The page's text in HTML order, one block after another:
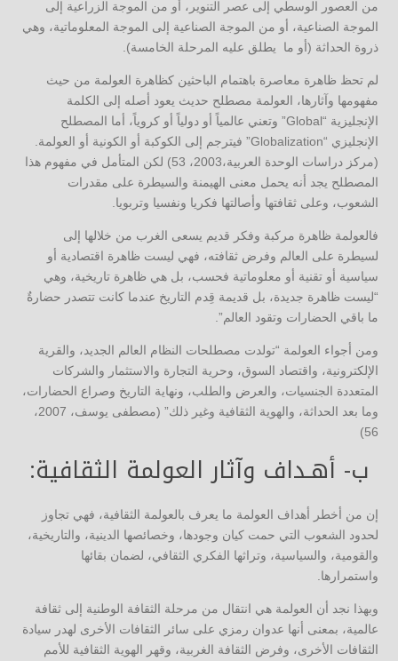
من العصور الوسطي إلى عصر التنوير، أو من الموجة الزراعية إلى
الموجة الصناعية، أو من الموجة الصناعية إلى الموجة المعلوماتية، وهي
ذروة الحداثة (أو ما يطلق عليه المرحلة الخامسة).
لم تحظ ظاهرة معاصرة باهتمام الباحثين كظاهرة العولمة من حيث
مفهومها وآثارها، العولمة مصطلح حديث يعود أصله إلى الكلمة
الإنجليزية “Global” وتعني عالمياً أو دولياً أو كروياً، أما المصطلح
الإنجليزي “Globalization” فيترجم إلى الكوكبة أو الكونية أو العولمة.
(مركز دراسات الوحدة العربية،2003، 53) لكن المتأمل في مفهوم هذا
المصطلح يجد أنه يحمل معنى الهيمنة والسيطرة على مقدرات
الشعوب، وعلى ثقافتها وأصالتها فكريا ونفسيا وتربويا.
فالعولمة ظاهرة مركبة وفكر قديم يسعى الغرب من خلالها إلى
لسيطرة على العالم وفرض ثقافته، فهي ليست ظاهرة اقتصادية أو
سياسية أو تقنية أو معلوماتية فحسب، بل هي ظاهرة تاريخية، وهي
“ليست ظاهرة جديدة، بل قديمة قِدم التاريخ عندما كانت تتصدر حضارةٌ
ما باقي الحضارات وتقود العالم”.
ومن أجواء العولمة “تولدت مصطلحات النظام العالم الجديد، والقرية
الإلكترونية، واقتصاد السوق، وحرية التجارة والاستثمار والشركات
المتعددة الجنسيات، والعرض والطلب، ونهاية التاريخ وصراع الحضارات،
وما بعد الحداثة، والهوية الثقافية وغير ذلك” (مصطفى يوسف، 2007،
56)
ب- أهـداف وآثار العولمة الثقافية:
إن من أخطر أهداف العولمة ما يعرف بالعولمة الثقافية، فهي تجاوز
لحدود الشعوب التي حمت كيان وجودها، وخصائصها الدينية، والتاريخية،
والقومية، والسياسية، وتراثها الفكري الثقافي، لضمان بقائها
واستمرارها.
وبهذا نجد أن العولمة هي انتقال من مرحلة الثقافة الوطنية إلى ثقافة
عالمية، بمعنى أنها عدوان رمزي على سائر الثقافات الأخرى لهدر سيادة
الثقافات الأخرى، وفرض الثقافة الغربية، وقهر الهوية الثقافية للأمم